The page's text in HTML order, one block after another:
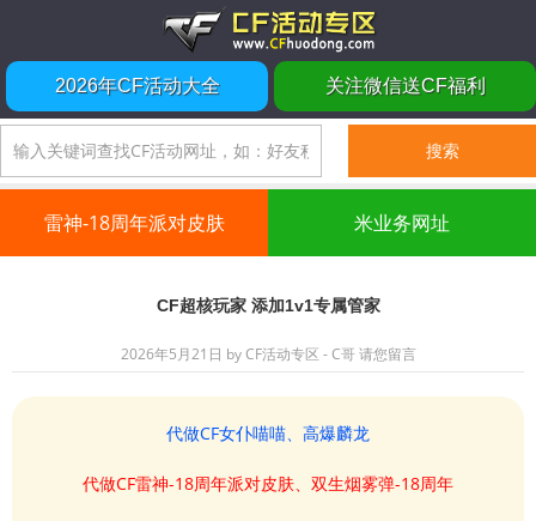
2026年CF活动大全 关注微信送CF福利
雷神-18周年派对皮肤 米业务网址
CF超核玩家 添加1v1专属管家
2026年5月21日 byCF活动专区 - C哥 请您留言
代做CF女仆喵喵、高爆麟龙
代做CF雷神-18周年派对皮肤、双生烟雾弹-18周年